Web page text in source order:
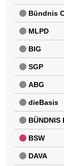
Bündnis
MLPD
BIG
SGP
ABG
dieBasis
BÜNDNIS
BSW
DAVA